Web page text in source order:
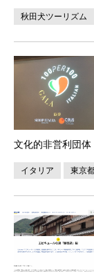
田・小坂・上小阿
どもあるほか、
秋田犬ツーリズム
文化的非営利団
同で料理ガイド『
兼ねた記念ディ
イタリア 東京